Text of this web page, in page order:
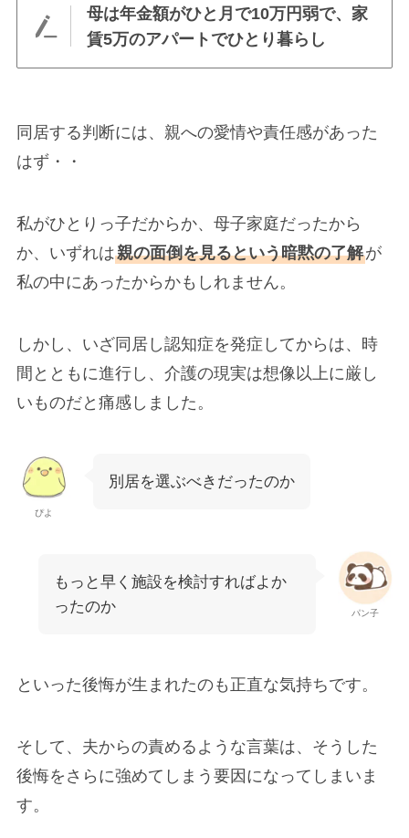
母は年金額がひと月で10万円弱で、家
賃5万のアパートでひとり暮らし
同居する判断には、親への愛情や責任感があった
はず・・
私がひとりっ子だからか、母子家庭だったから
か、いずれは親の面倒を見るという暗黙の了解が
私の中にあったからかもしれません。
しかし、いざ同居し認知症を発症してからは、時
間とともに進行し、介護の現実は想像以上に厳し
いものだと痛感しました。
ぴよ
別居を選ぶべきだったのか
パン子
もっと早く施設を検討すればよか
ったのか
といった後悔が生まれたのも正直な気持ちです。
そして、夫からの責めるような言葉は、そうした
後悔をさらに強めてしまう要因になってしまいま
す。